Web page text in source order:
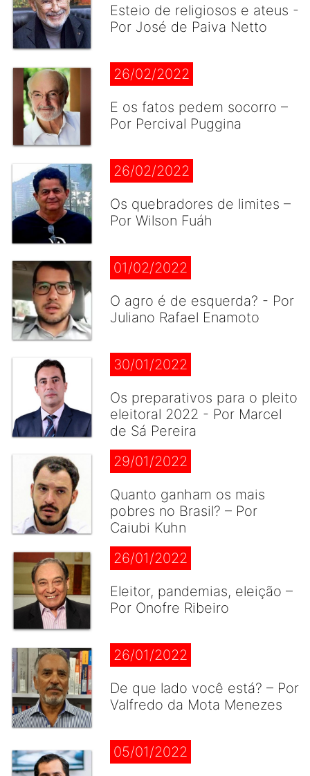
Esteio de religiosos e ateus -
Por José de Paiva Netto
26/02/2022
E os fatos pedem socorro –
Por Percival Puggina
26/02/2022
Os quebradores de limites –
Por Wilson Fuáh
01/02/2022
O agro é de esquerda? - Por
Juliano Rafael Enamoto
30/01/2022
Os preparativos para o pleito
eleitoral 2022 - Por Marcel
de Sá Pereira
29/01/2022
Quanto ganham os mais
pobres no Brasil? – Por
Caiubi Kuhn
26/01/2022
Eleitor, pandemias, eleição –
Por Onofre Ribeiro
26/01/2022
De que lado você está? – Por
Valfredo da Mota Menezes
05/01/2022